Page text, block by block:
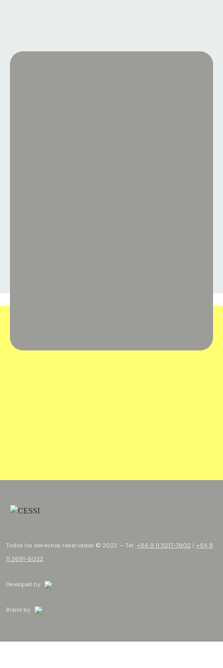
Todos los derechos reservados © 2022 — Tel.:+54 9 11 5217-7802 / +54 9
11 3691-6022
Developed by
Brand by